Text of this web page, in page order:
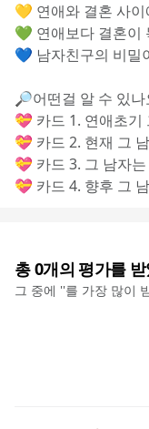
💛 연애와 결혼 사
💚 연애보다 결혼이
💙 남자친구의 비밀
🔎어떤걸 알 수 있나
💝 카드 1. 연애초기
💝 카드 2. 현재 그
💝 카드 3. 그 남자
💝 카드 4. 향후 그
총0개의 평가를
그 중에 ''를 가장 많이